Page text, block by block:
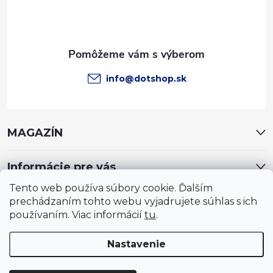
Tento web používa súbory cookie. Ďalším
prechádzaním tohto webu vyjadrujete súhlas s ich
používaním. Viac informácií tu.
Nastavenie
info@dotshop.sk
MAGAZÍN
Informácie pre vás
Copyright 2026DotShop - všetko pre záhradu, dom, chovateľa,